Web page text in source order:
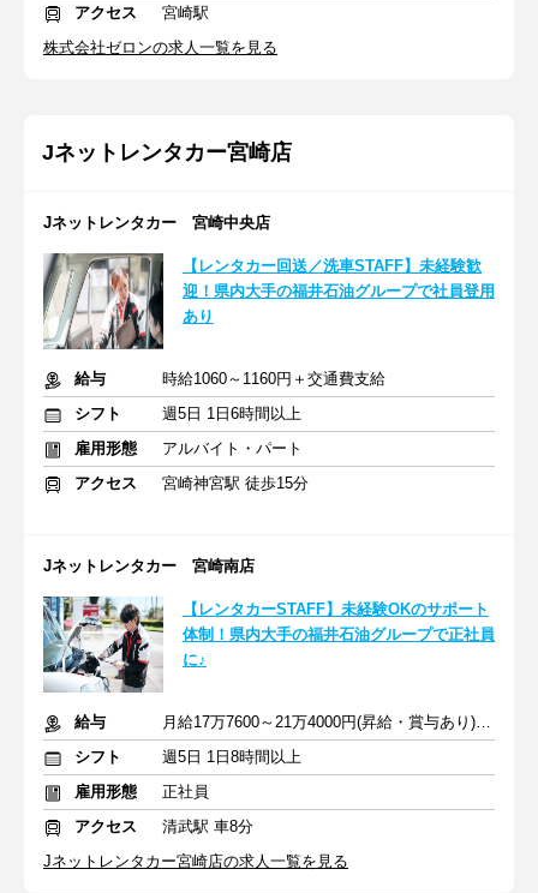
アクセス
宮崎駅
株式会社ゼロンの求人一覧を見る
Jネットレンタカー宮崎店
Jネットレンタカー 宮崎中央店
【レンタカー回送／洗車STAFF】未経験歓
迎！県内大手の福井石油グループで社員登用
あり
給与
時給1060～1160円＋交通費支給
シフト
週5日 1日6時間以上
雇用形態
アルバイト・パート
アクセス
宮崎神宮駅 徒歩15分
Jネットレンタカー 宮崎南店
【レンタカーSTAFF】未経験OKのサポート
体制！県内大手の福井石油グループで正社員
に♪
給与
月給17万7600～21万4000円(昇給・賞与あり)＋交通費
シフト
週5日 1日8時間以上
雇用形態
正社員
アクセス
清武駅 車8分
Jネットレンタカー宮崎店の求人一覧を見る